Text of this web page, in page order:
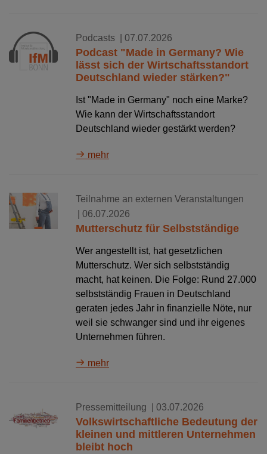
Podcasts | 07.07.2026
Podcast "Made in Germany? Wie
lässt sich der Wirtschaftsstandort
Deutschland wieder stärken?"
Ist "Made in Germany" noch eine Marke?
Wie kann der Wirtschaftsstandort
Deutschland wieder gestärkt werden?
mehr
Teilnahme an externen Veranstaltungen
| 06.07.2026
Mutterschutz für Selbstständige
Wer angestellt ist, hat gesetzlichen
Mutterschutz. Wer sich selbstständig
macht, hat keinen. Die Folge: Rund 27.000
selbstständig Frauen in Deutschland
geraten jedes Jahr in finanzielle Nöte, nur
weil sie schwanger sind und ihr eigenes
Unternehmen führen.
mehr
Pressemitteilung | 03.07.2026
Volkswirtschaftliche Bedeutung der
kleinen und mittleren Unternehmen
bleibt hoch